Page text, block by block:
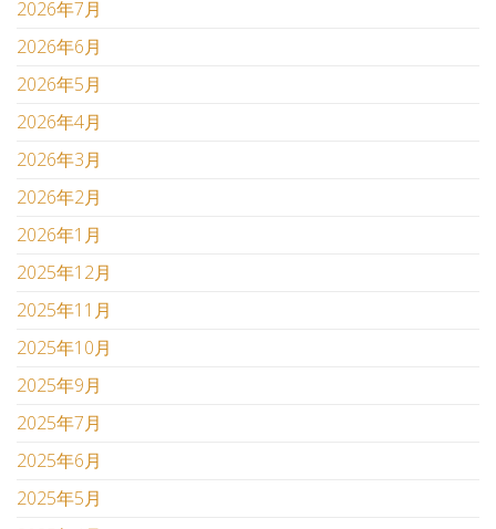
2026年7月
2026年6月
2026年5月
2026年4月
2026年3月
2026年2月
2026年1月
2025年12月
2025年11月
2025年10月
2025年9月
2025年7月
2025年6月
2025年5月